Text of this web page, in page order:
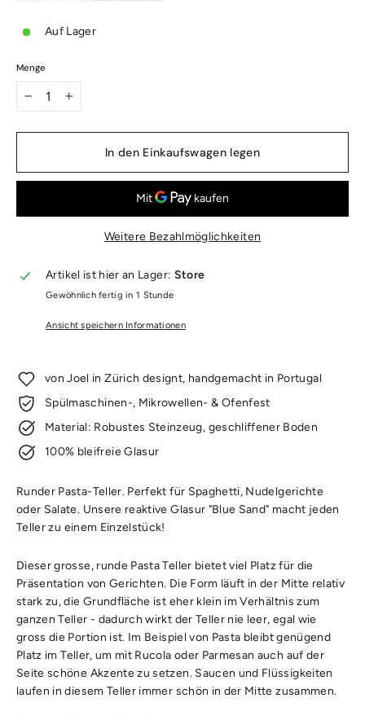
Auf Lager
Menge
+
In den Einkaufswagen legen
Weitere Bezahlmöglichkeiten
Artikel ist hier an Lager: Store
Gewöhnlich fertig in 1 Stunde
Ansicht speichern Informationen
von Joel in Zürich designt, handgemacht in Portugal
Spülmaschinen-, Mikrowellen- & Ofenfest
Material: Robustes Steinzeug, geschliffener Boden
100% bleifreie Glasur
Runder Pasta-Teller. Perfekt für Spaghetti, Nudelgerichte
oder Salate. Unsere reaktive Glasur "Blue Sand" macht jeden
Teller zu einem Einzelstück!
Dieser grosse, runde Pasta Teller bietet viel Platz für die
Präsentation von Gerichten. Die Form läuft in der Mitte relativ
stark zu, die Grundfläche ist eher klein im Verhältnis zum
ganzen Teller - dadurch wirkt der Teller nie leer, egal wie
gross die Portion ist. Im Beispiel von Pasta bleibt genügend
Platz im Teller, um mit Rucola oder Parmesan auch auf der
Seite schöne Akzente zu setzen. Saucen und Flüssigkeiten
laufen in diesem Teller immer schön in der Mitte zusammen.